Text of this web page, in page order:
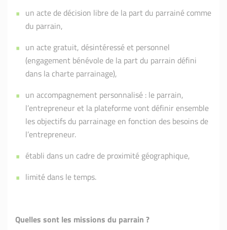
un acte de décision libre de la part du parrainé comme
du parrain,
un acte gratuit, désintéressé et personnel
(engagement bénévole de la part du parrain défini
dans la charte parrainage),
un accompagnement personnalisé : le parrain,
l’entrepreneur et la plateforme vont définir ensemble
les objectifs du parrainage en fonction des besoins de
l’entrepreneur.
établi dans un cadre de proximité géographique,
limité dans le temps.
Quelles sont les missions du parrain ?